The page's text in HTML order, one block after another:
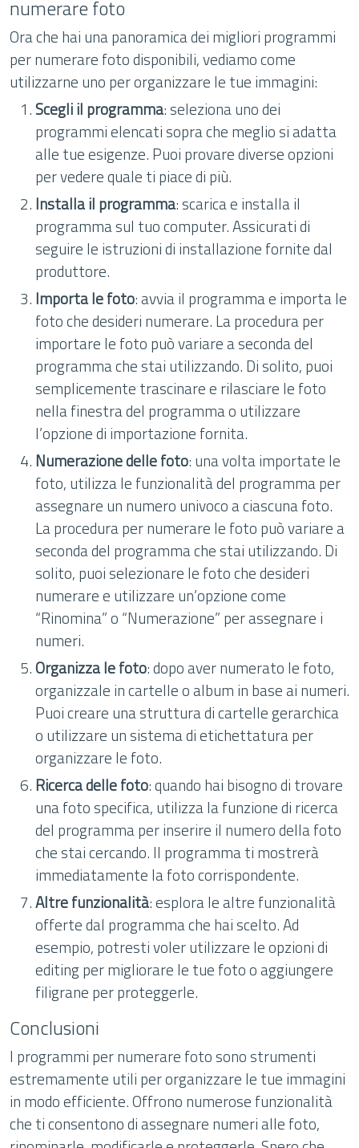
numerare foto
Ora che hai una panoramica dei migliori programmi
per numerare foto disponibili, vediamo come
utilizzarne uno per organizzare le tue immagini:
Scegli il programma: seleziona uno dei
programmi elencati sopra che meglio si adatta
alle tue esigenze. Puoi provare diverse opzioni
per vedere quale ti piace di più.
Installa il programma: scarica e installa il
programma sul tuo computer. Assicurati di
seguire le istruzioni di installazione fornite dal
produttore.
Importa le foto: avvia il programma e importa le
foto che desideri numerare. La procedura per
importare le foto può variare a seconda del
programma che stai utilizzando. Di solito, puoi
semplicemente trascinare e rilasciare le foto
nella finestra del programma o utilizzare
l’opzione di importazione fornita.
Numerazione delle foto: una volta importate le
foto, utilizza le funzionalità del programma per
assegnare un numero univoco a ciascuna foto.
La procedura per numerare le foto può variare a
seconda del programma che stai utilizzando. Di
solito, puoi selezionare le foto che desideri
numerare e utilizzare un’opzione come
“Rinomina” o “Numerazione” per assegnare i
numeri.
Organizza le foto: dopo aver numerato le foto,
organizzale in cartelle o album in base ai numeri.
Puoi creare una struttura di cartelle gerarchica
o utilizzare un sistema di etichettatura per
organizzare le foto.
Ricerca delle foto: quando hai bisogno di trovare
una foto specifica, utilizza la funzione di ricerca
del programma per inserire il numero della foto
che stai cercando. Il programma ti mostrerà
immediatamente la foto corrispondente.
Altre funzionalità: esplora le altre funzionalità
offerte dal programma che hai scelto. Ad
esempio, potresti voler utilizzare le opzioni di
editing per migliorare le tue foto o aggiungere
filigrane per proteggerle.
Conclusioni
I programmi per numerare foto sono strumenti
estremamente utili per organizzare le tue immagini
in modo efficiente. Offrono numerose funzionalità
che ti consentono di assegnare numeri alle foto,